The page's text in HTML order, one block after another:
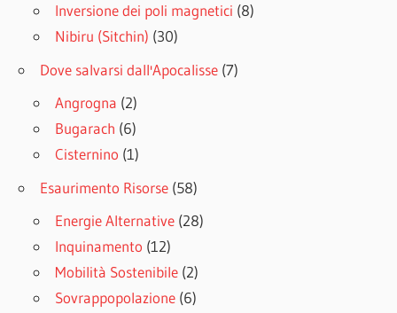
Inversione dei poli magnetici (8)
Nibiru (Sitchin) (30)
Dove salvarsi dall'Apocalisse (7)
Angrogna (2)
Bugarach (6)
Cisternino (1)
Esaurimento Risorse (58)
Energie Alternative (28)
Inquinamento (12)
Mobilità Sostenibile (2)
Sovrappopolazione (6)